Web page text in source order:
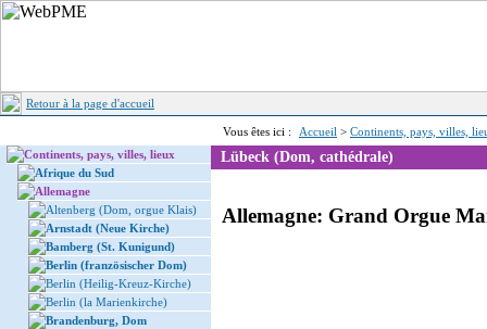
Retour à la page d'accueil
Vous êtes ici : Accueil > Continents, pays, villes,
Continents, pays, villes, lieux
Afrique du Sud
Allemagne
Altenberg (Dom, orgue Klais)
Arnstadt (Neue Kirche)
Bamberg (St. Kunigund)
Berlin (französischer Dom)
Berlin (Heilig-Kreuz-Kirche)
Berlin (la Marienkirche)
Brandenburg, Dom
Lübeck (Dom, cathédrale)
Allemagne: Grand Orgue